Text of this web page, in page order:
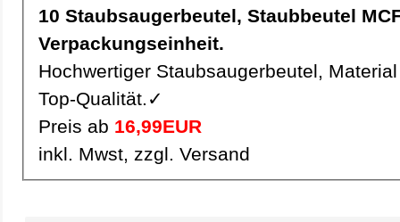
10 Staubsaugerbeutel, Staubbeutel MCFDSM35 pro
Verpackungseinheit.
Hochwertiger Staubsaugerbeutel,
Top-Qualität.✓
Preis ab 16,99EUR
inkl. Mwst, zzgl. Versand